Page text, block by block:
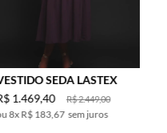
SEDA LASTEX
R$2.449,00
1.469,40
8x R$ 183,67 sem juros